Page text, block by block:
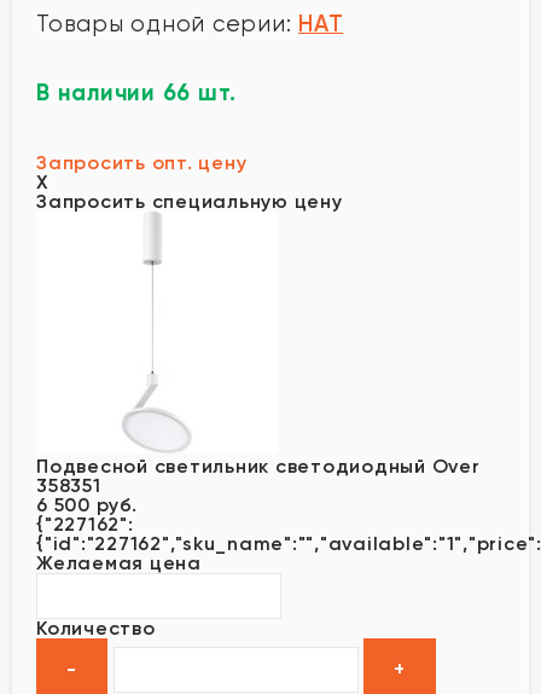
Товары одной серии: HAT
В наличии 66 шт.
Запросить опт. цену
X
Запросить специальную цену
Подвесной светильник светодиодный Over
358351
6 500 руб.
{"227162":
Желаемая цена
Количество